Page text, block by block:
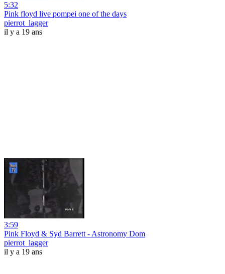
5:32
Pink floyd live pompei one of the days
pierrot_lagger
il y a 19 ans
3:59
Pink Floyd & Syd Barrett - Astronomy Dom
pierrot_lagger
il y a 19 ans